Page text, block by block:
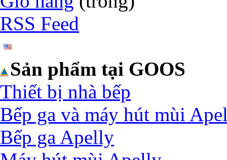
RSS Feed
Sản phẩm tại GOOS
Thiết bị nhà bếp
Bếp ga và máy hút mùi
Bếp ga Apelly